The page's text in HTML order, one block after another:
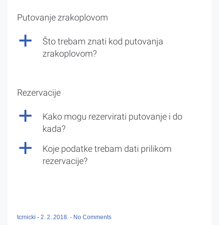
Putovanje zrakoplovom
a
Što trebam znati kod putovanja
zrakoplovom?
Rezervacije
a
Kako mogu rezervirati putovanje i do
kada?
a
Koje podatke trebam dati prilikom
rezervacije?
tcrnicki - 2. 2. 2018. - No Comments